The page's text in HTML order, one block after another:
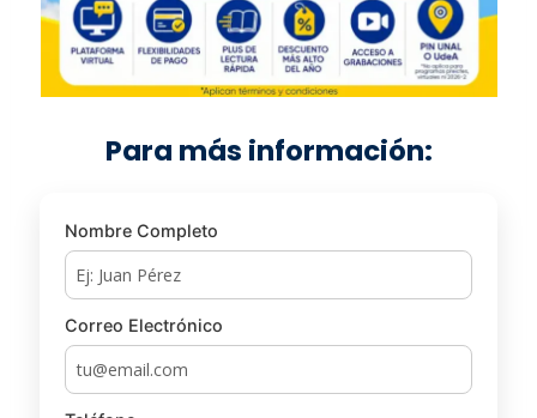
Para más información:
Nombre Completo
Correo Electrónico